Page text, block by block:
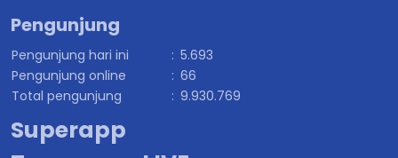
Pengunjung
Pengunjung hari ini : 5.693
Pengunjung online
: 66
Total pengunjung
: 9.930.769
Superapp